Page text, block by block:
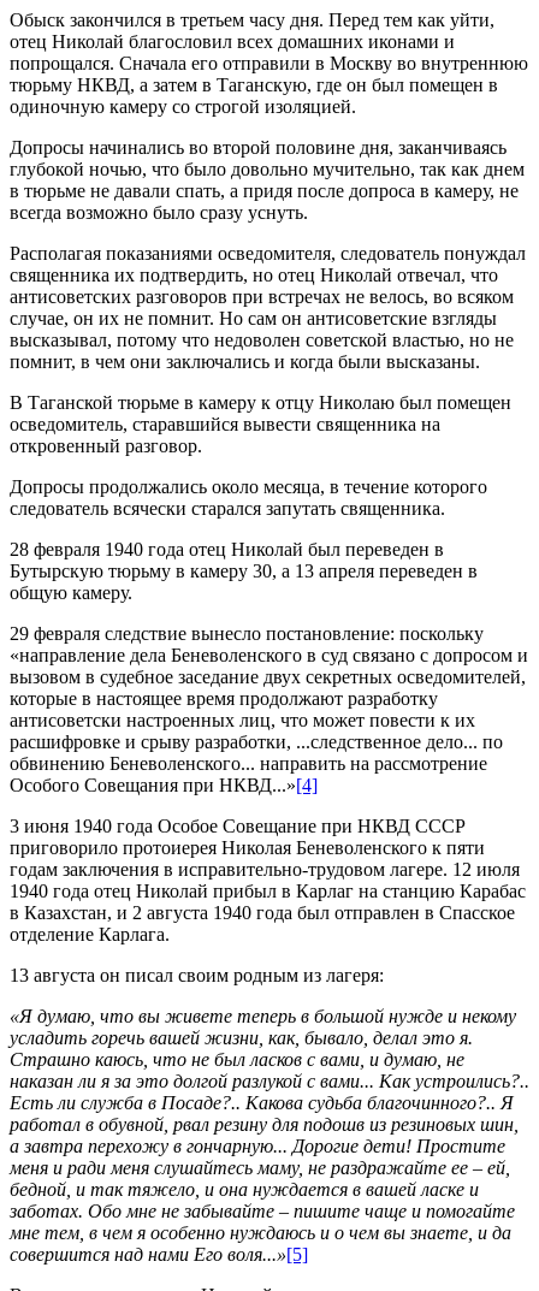
Обыск закончился в третьем часу дня. Перед тем как уйти,
отец Николай благословил всех домашних иконами и
попрощался. Сначала его отправили в Москву во внутреннюю
тюрьму НКВД, а затем в Таганскую, где он был помещен в
одиночную камеру со строгой изоляцией.
Допросы начинались во второй половине дня, заканчиваясь
глубокой ночью, что было довольно мучительно, так как днем
в тюрьме не давали спать, а придя после допроса в камеру, не
всегда возможно было сразу уснуть.
Располагая показаниями осведомителя, следователь понуждал
священника их подтвердить, но отец Николай отвечал, что
антисоветских разговоров при встречах не велось, во всяком
случае, он их не помнит. Но сам он антисоветские взгляды
высказывал, потому что недоволен советской властью, но не
помнит, в чем они заключались и когда были высказаны.
В Таганской тюрьме в камеру к отцу Николаю был помещен
осведомитель, старавшийся вывести священника на
откровенный разговор.
Допросы продолжались около месяца, в течение которого
следователь всячески старался запутать священника.
28 февраля 1940 года отец Николай был переведен в
Бутырскую тюрьму в камеру 30, а 13 апреля переведен в
общую камеру.
29 февраля следствие вынесло постановление: поскольку
«направление дела Беневоленского в суд связано с допросом и
вызовом в судебное заседание двух секретных осведомителей,
которые в настоящее время продолжают разработку
антисоветски настроенных лиц, что может повести к их
расшифровке и срыву разработки, ...следственное дело... по
обвинению Беневоленского... направить на рассмотрение
Особого Совещания при НКВД...»[4]
3 июня 1940 года Особое Совещание при НКВД СССР
приговорило протоиерея Николая Беневоленского к пяти
годам заключения в исправительно-трудовом лагере. 12 июля
1940 года отец Николай прибыл в Карлаг на станцию Карабас
в Казахстан, и 2 августа 1940 года был отправлен в Спасское
отделение Карлага.
13 августа он писал своим родным из лагеря:
«Я думаю, что вы живете теперь в большой нужде и некому
усладить горечь вашей жизни, как, бывало, делал это я.
Страшно каюсь, что не был ласков с вами, и думаю, не
наказан ли я за это долгой разлукой с вами... Как устроились?..
Есть ли служба в Посаде?.. Какова судьба благочинного?.. Я
работал в обувной, рвал резину для подошв из резиновых шин,
а завтра перехожу в гончарную... Дорогие дети! Простите
меня и ради меня слушайтесь маму, не раздражайте ее – ей,
бедной, и так тяжело, и она нуждается в вашей ласке и
заботах. Обо мне не забывайте – пишите чаще и помогайте
мне тем, в чем я особенно нуждаюсь и о чем вы знаете, и да
совершится над нами Его воля...»[5]